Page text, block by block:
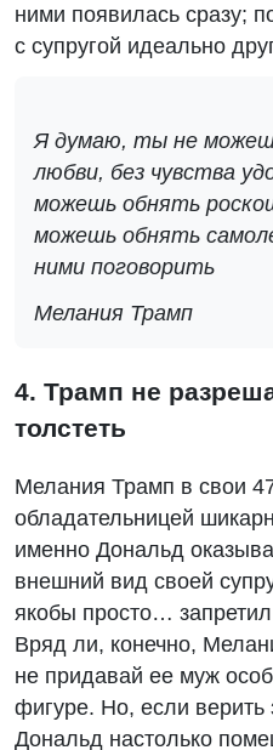
ними появилась сразу;
с супругой идеально
Я думаю, ты не
любви, без чувства
можешь обнять
можешь обнять
ними поговорить
Мелания Трамп
4. Трамп не
толстеть
Мелания Трамп в свои
обладательницей
именно Дональд
внешний вид своей
якобы просто…
Вряд ли, конечно,
не придавай ее муж
фигуре. Но, если
Дональд настолько